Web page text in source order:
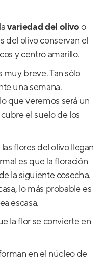
variedad del olivoo
del olivo conservan el
y centro amarillo.
muy breve. Tan sólo
una semana.
que veremos será un
el suelo de los
flores del olivo llegan
es que la floración
la siguiente cosecha.
lo más probable es
escasa.
la flor se convierte en
en el núcleo de